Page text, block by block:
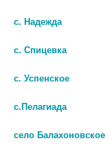
с. Надежда
с. Спицевка
с. Успенское
с.Пелагиада
село Балахоновское